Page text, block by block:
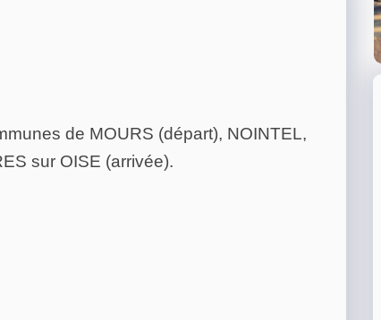
de MOURS (départ), NOINTEL,
sur OISE (arrivée).